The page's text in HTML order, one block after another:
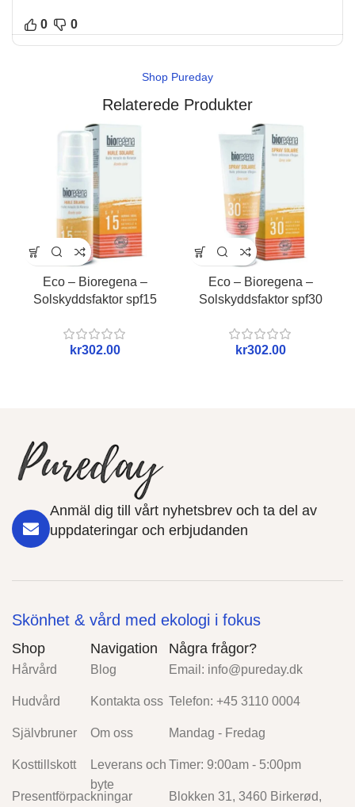
0 0
Shop Pureday
Relaterede Produkter
Eco – Bioregena –
Solskyddsfaktor spf15
kr
Eco – Bioregena –
Solskyddsfaktor spf30
kr
Anmäl dig till vårt nyhetsbrev och ta del av
uppdateringar och erbjudanden
Skönhet & vård med ekologi i fokus
Shop
Hårvård
Hudvård
Självbruner
Kosttillskott
Presentförpackningar
Navigation
Blog
Kontakta oss
Om oss
Leverans och
byte
Några frågor?
Email: info@pureday.dk
Telefon: +45 3110 0004
Mandag - Fredag
Timer: 9:00am - 5:00pm
Blokken 31, 3460 Birkerød,